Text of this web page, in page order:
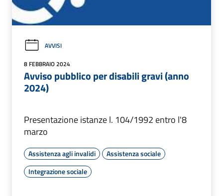
AVVISI
8 FEBBRAIO 2024
Avviso pubblico per disabili gravi (anno
2024)
Presentazione istanze l. 104/1992 entro l'8
marzo
Assistenza agli invalidi
Assistenza sociale
Integrazione sociale